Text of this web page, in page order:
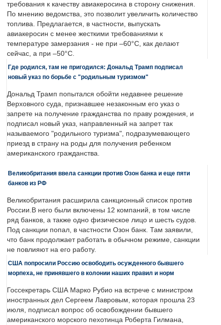
требования к качеству авиакеросина в сторону снижения.
По мнению ведомства, это позволит увеличить количество
топлива. Предлагается, в частности, выпускать
авиакеросин с менее жесткими требованиями к
температуре замерзания - не при –60°C, как делают
сейчас, а при –50°C.
Где родился, там не пригодился: Дональд Трамп подписал
новый указ по борьбе с "родильным туризмом"
Дональд Трамп попытался обойти недавнее решение
Верховного суда, признавшее незаконным его указ о
запрете на получение гражданства по праву рождения, и
подписал новый указ, направленный на запрет так
называемого "родильного туризма", подразумевающего
приезд в страну на роды для получения ребенком
американского гражданства.
Великобритания ввела санкции против Озон банка и еще пяти
банков из РФ
Великобритания расширила санкционный список против
России.В него были включены 12 компаний, в том числе
ряд банков, а также одно физическое лицо и шесть судов.
Под санкции попал, в частности Озон банк. Там заявили,
что банк продолжает работать в обычном режиме, санкции
не повлияют на его работу.
США попросили Россию освободить осужденного бывшего
морпеха, не принявшего в колонии наших правил и норм
Госсекретарь США Марко Рубио на встрече с министром
иностранных дел Сергеем Лавровым, которая прошла 23
июля, подписал вопрос об освобождении бывшего
американского морского пехотинца Роберта Гилмана,